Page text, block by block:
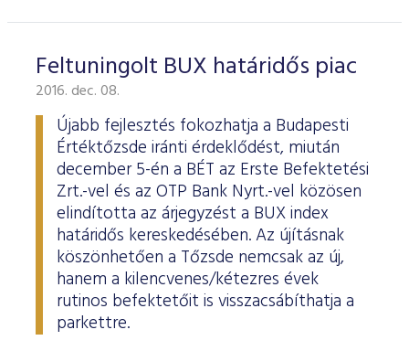
Feltuningolt BUX határidős piac
2016. dec. 08.
Újabb fejlesztés fokozhatja a Budapesti
Értéktőzsde iránti érdeklődést, miután
december 5-én a BÉT az Erste Befektetési
Zrt.-vel és az OTP Bank Nyrt.-vel közösen
elindította az árjegyzést a BUX index
határidős kereskedésében. Az újításnak
köszönhetően a Tőzsde nemcsak az új,
hanem a kilencvenes/kétezres évek
rutinos befektetőit is visszacsábíthatja a
parkettre.